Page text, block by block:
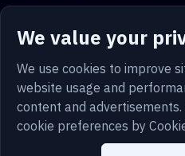
We value your
We use cookies to improve
website usage and
content and advertisements.
cookie preferences by
Post
Mail